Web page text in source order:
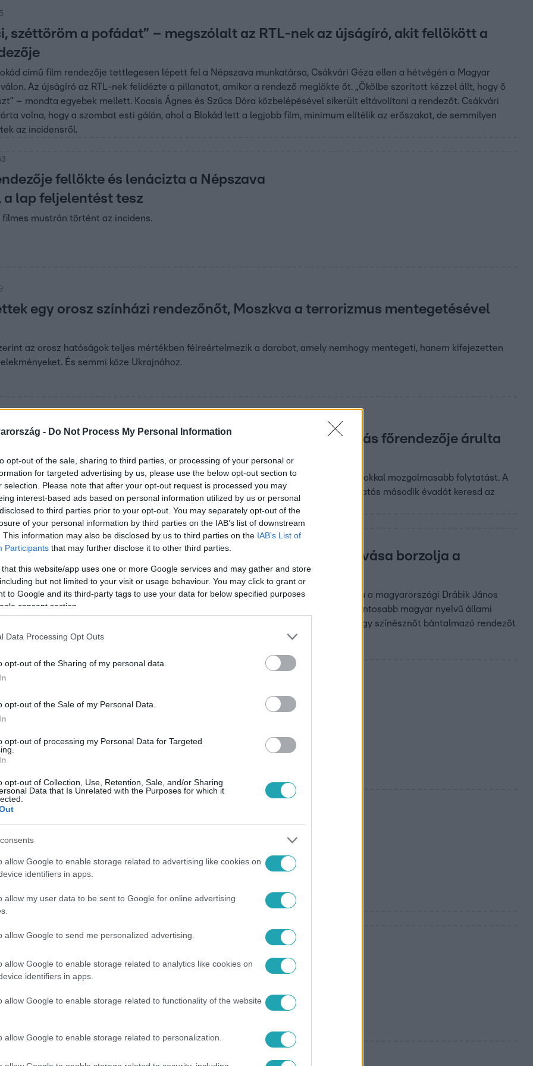
- Do Not Process My Personal Information
opt-out of the sale, sharing to third parties, or processing of your personal or
for targeted advertising by us, please use the below opt-out section to
selection. Please note that after your opt-out request is processed you may
interest-based ads based on personal information utilized by us or personal
to third parties prior to your opt-out. You may separately opt-out of the
of your personal information by third parties on the IAB’s list of downstream
This information may also be disclosed by us to third parties on the IAB’s List of
Participants that may further disclose it to other third parties.
that this website/app uses one or more Google services and may gather and store
but not limited to your visit or usage behaviour. You may click to grant or
to Google and its third-party tags to use your data for below specified purposes
consent section.
Data Processing Opt Outs
opt-out of the Sharing of my personal data.
opt-out of the Sale of my Personal Data.
opt-out of processing my Personal Data for Targeted
opt-out of Collection, Use, Retention, Sale, and/or Sharing
Data that Is Unrelated with the Purposes for which it
allow Google to enable storage related to advertising like cookies on
identifiers in apps.
allow my user data to be sent to Google for online advertising
allow Google to send me personalized advertising.
allow Google to enable storage related to analytics like cookies on
identifiers in apps.
allow Google to enable storage related to functionality of the website
allow Google to enable storage related to personalization.
széttöröm a pofádat” – megszólalt az RTL-nek az újságíró, akit fellökött a
című film rendezője tettlegesen lépett fel a Népszava munkatársa, Csákvári Géza ellen a hétvégén a Magyar
Az újságíró az RTL-nek felidézte a pillanatot, amikor a rendező meglökte őt. „Ökölbe szorított kézzel állt, hogy ő
– mondta egyebek mellett. Kocsis Ágnes és Szűcs Dóra közbelépésével sikerült eltávolítani a rendezőt. Csákvári
volna, hogy a szombat esti gálán, ahol a Blokád lett a legjobb film, minimum elítélik az erőszakot, de semmilyen
az incidensről.
fellökte és lenácizta a Népszava
a lap feljelentést tesz
filmes mustrán történt az incidens.
egy orosz színházi rendezőnőt, Moszkva a terrorizmus mentegetésével
az orosz hatóságok teljes mértékben félreértelmezik a darabot, amely nemhogy mentegeti, hanem kifejezetten
És semmi köze Ukrajnához.
csapni a lecsóba” – Kovács Dániel Richárd, a Mellékhatás főrendezője árulta
sorozat nézőire
pozitív visszajelzést kapott az első évad után, ezért megpróbáltak létrehozni egy sokkal mozgalmasabb folytatást. A
többek között azt is elárulta, hogy miben lesz más a sorozat dinamikája. A Mellékhatás második évadát keresd az
zsidó háttérhatalom titkairól értekező magyar író meghívása borzolja a
Erdélyben
az erdélyi sajtó egy részében, hogy Tompa Gábor színházigazgató meghívására a magyarországi Drábik János
Mozgalom tagja és a Magyar Trianon Társaság elnöke fog előadni Kolozsvár legfontosabb magyar nyelvű állami
Nem ez az egyetlen botrány a színház körül, azt is sokan nehezményezik, egy színésznőt bántalmazó rendezőt
díjra.
én meg aludni akartam – mondta Tarr Béla arról,
Viktorral találkozott
ha sikerült valamennyire megváltoztatnia a filmnyelvet, akkor már elért valamit.
volt vele
21:00